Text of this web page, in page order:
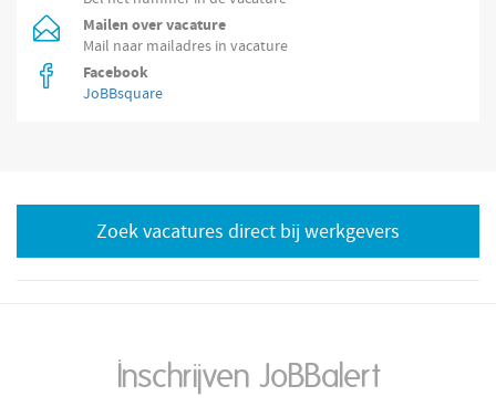
Mailen over vacature
Mail naar mailadres in vacature
Facebook
JoBBsquare
Zoek vacatures direct bij werkgevers
Inschrijven JoBBalert